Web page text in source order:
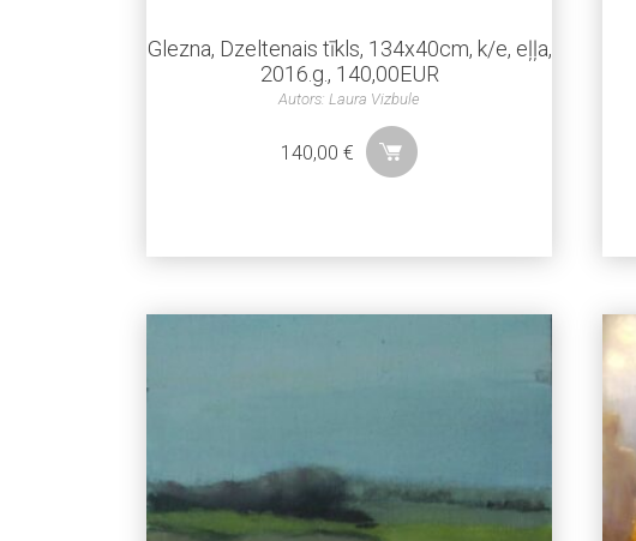
Glezna, Dzeltenais tīkls, 134x40cm, k/e, eļļa,
2016.g., 140,00EUR
Autors: Laura Vizbule
140,00€